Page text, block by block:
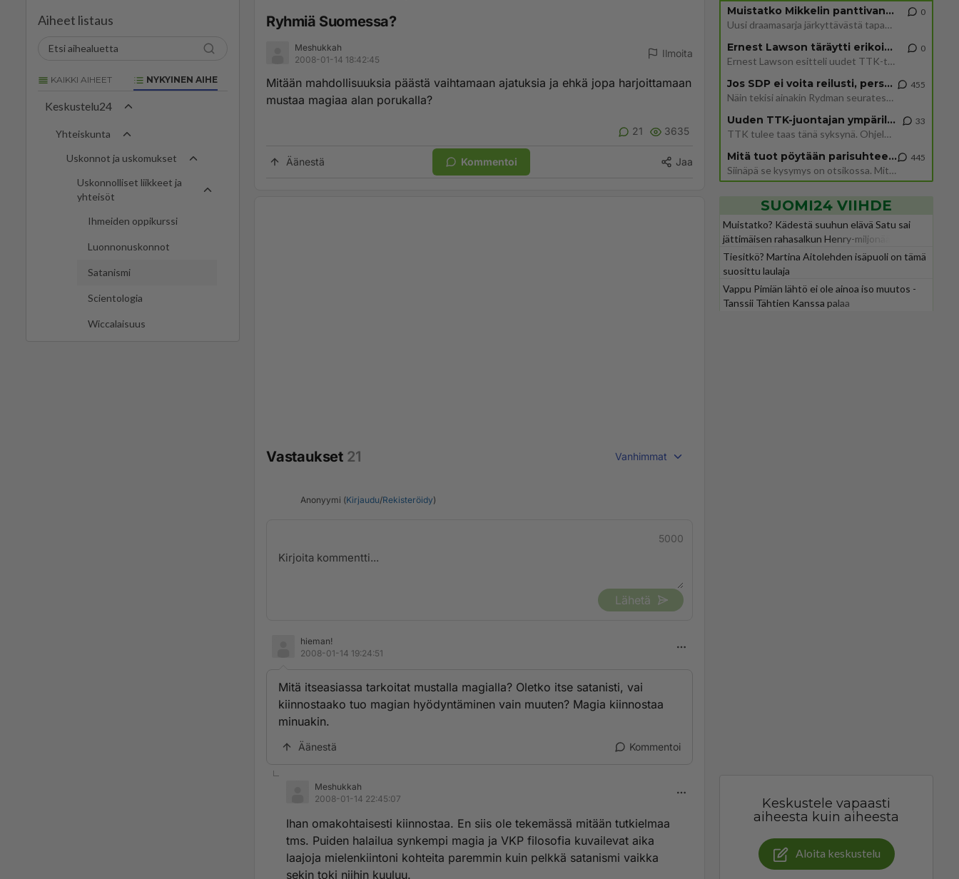
Aiheet listaus
KAIKKI AIHEET NYKYINEN AIHE
Keskustelu24
Yhteiskunta
Uskonnot ja uskomukset
Uskonnolliset liikkeet ja
yhteisöt
Ihmeiden oppikurssi
Luonnonuskonnot
Satanismi
Scientologia
Wiccalaisuus
Ryhmiä Suomessa?
Meshukkah
2008-01-14 18:42:45
Ilmoita
Mitään mahdollisuuksia päästä vaihtamaan ajatuksia ja ehkä jopa harjoittamaan
mustaa magiaa alan porukalla?
21 3635
Äänestä Kommentoi Jaa
Vastaukset 21 Vanhimmat
Anonyymi (Kirjaudu/Rekisteröidy)
5000
Lähetä
hieman!
2008-01-14 19:24:51
Mitä itseasiassa tarkoitat mustalla magialla? Oletko itse satanisti, vai
kiinnostaako tuo magian hyödyntäminen vain muuten? Magia kiinnostaa
minuakin.
Äänestä Kommentoi
Meshukkah
2008-01-14 22:45:07
Ihan omakohtaisesti kiinnostaa. En siis ole tekemässä mitään tutkielmaa
tms. Puiden halailua synkempi magia ja VKP filosofia kuvailevat aika
laajoja mielenkiintoni kohteita paremmin kuin pelkkä satanismi vaikka
sekin toki niihin kuuluu.
Muistatko Mikkelin panttivankidraaman?
Uusi draamasarja järkyttävästä tapauksesta on tulossa. Tositapahtumiin perustuva sarja ammentaa vuoden 1986 Mikkelin pan
0
Ernest Lawson täräytti erikoisen heiton TTK-lehdistötilaisuudessa: " Onko tässä tarkoituksena...?"
Ernest Lawson esitteli uudet TTK-tähtioppilaat ja opettajat torstaina 6.8. lehdistölle. Tulevalla kaudella on yksi hausk
0
Jos SDP ei voita reilusti, persut kumoavat demokratian Suomesta
Näin tekisi ainakin Rydman seuratessaan idolinsa Trumpin mallia https://www.is.fi/politiikka/art-2000012187244.html
455
Uuden TTK-juontajan ympärillä epätietoisuus sakenee - Nyt MTV hämmentää soppaa
TTK tulee taas tänä syksynä. Ohjelman uudet tähtioppilaat julkistetaan torstaina 6. elokuuta klo 14 alkavassa lehdistö
33
Mitä tuot pöytään parisuhteessa?
Siinäpä se kysymys on otsikossa. Mitäpä siis tuot/toisit pöytään parisuhteessa? Oletko mies vai nainen? Koetko sen mitä
445
SUOMI24 VIIHDE
Muistatko? Kädestä suuhun elävä Satu sai
jättimäisen rahasalkun Henry-miljonääriltä
Tiesitkö? Martina Aitolehden isäpuoli on tämä
suosittu laulaja
Vappu Pimiän lähtö ei ole ainoa iso muutos -
Tanssii Tähtien Kanssa palaa
Keskustele vapaasti
aiheesta kuin aiheesta
Aloita keskustelu